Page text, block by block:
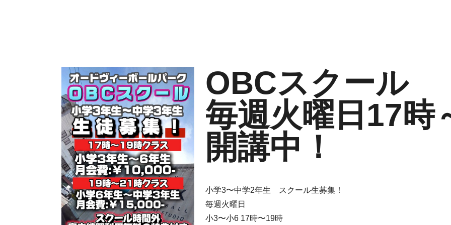
OBCスクール
毎週火曜日17時
開講中！
小学3〜中学2年生 スクール生募集！
毎週火曜日
小3〜小6 17時〜19時